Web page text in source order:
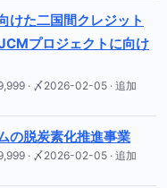
けた⼆国間クレジット
プロジェクトに向け
· 〆2026-02-05 · 追加
の脱炭素化推進事業
· 〆2026-02-05 · 追加